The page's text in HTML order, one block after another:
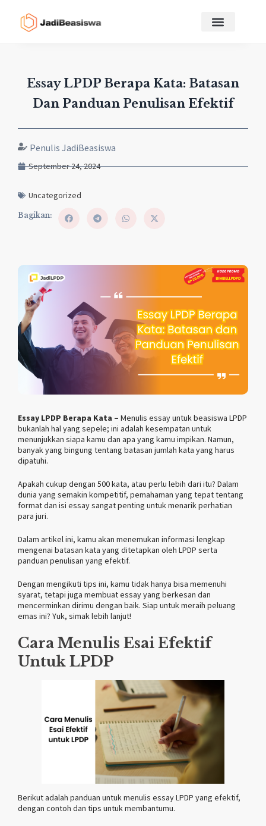
Penulis JadiBeasiswa
September 24, 2024
Uncategorized
Bagikan:
Essay LPDP Berapa Kata: Batasan
Dan Panduan Penulisan Efektif
Essay LPDP Berapa Kata – Menulis essay untuk beasiswa LPDP
bukanlah hal yang sepele; ini adalah kesempatan untuk
menunjukkan siapa kamu dan apa yang kamu impikan. Namun,
banyak yang bingung tentang batasan jumlah kata yang harus
dipatuhi.
Apakah cukup dengan 500 kata, atau perlu lebih dari itu? Dalam
dunia yang semakin kompetitif, pemahaman yang tepat tentang
format dan isi essay sangat penting untuk menarik perhatian
para juri.
Dalam artikel ini, kamu akan menemukan informasi lengkap
mengenai batasan kata yang ditetapkan oleh LPDP serta
panduan penulisan yang efektif.
Dengan mengikuti tips ini, kamu tidak hanya bisa memenuhi
syarat, tetapi juga membuat essay yang berkesan dan
mencerminkan dirimu dengan baik. Siap untuk meraih peluang
emas ini? Yuk, simak lebih lanjut!
Cara Menulis Esai Efektif
Untuk LPDP
Berikut adalah panduan untuk menulis essay LPDP yang efektif,
dengan contoh dan tips untuk membantumu.